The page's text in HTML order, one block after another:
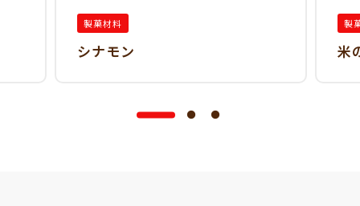
製菓材料
シナモン
製
米